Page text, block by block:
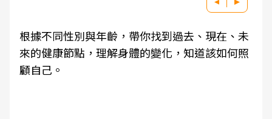
根據不同性別與年齡，帶你找到過去、現在、未
來的健康節點，理解身體的變化，知道該如何照
顧自己。